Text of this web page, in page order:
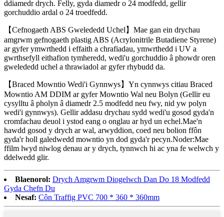
ddiamedr drych. Felly, gyda diamedr o 24 modfedd, gellir
gorchuddio ardal o 24 troedfedd.
【Cefnogaeth ABS Gwelededd Uchel】Mae gan ein drychau
amgrwm gefnogaeth plastig ABS (Acrylonitrile Butadiene Styrene)
ar gyfer ymwrthedd i effaith a chrafiadau, ymwrthedd i UV a
gwrthsefyll eithafion tymheredd, wedi'u gorchuddio â phowdr oren
gwelededd uchel a thrawiadol ar gyfer rhybudd da.
【Braced Mowntio Wedi'i Gynnwys】Yn cynnwys citiau Braced
Mowntio AM DDIM ar gyfer Mowntio Wal neu Bolyn (Gellir eu
cysylltu â pholyn â diamedr 2.5 modfedd neu fwy, nid yw polyn
wedi'i gynnwys). Gellir addasu drychau sydd wedi'u gosod gyda'n
cromfachau deuol i ystod eang o onglau ar hyd un echel.Mae'n
hawdd gosod y drych ar wal, arwyddion, coed neu bolion ffôn
gyda'r holl galedwedd mowntio yn dod gyda'r pecyn.Noder:Mae
ffilm lwyd niwlog denau ar y drych, tynnwch hi ac yna fe welwch y
ddelwedd glir.
Blaenorol: Drych Amgrwm Diogelwch Dan Do 18 Modfedd
Gyda Chefn Du
Nesaf: Côn Traffig PVC 700 * 360 * 360mm